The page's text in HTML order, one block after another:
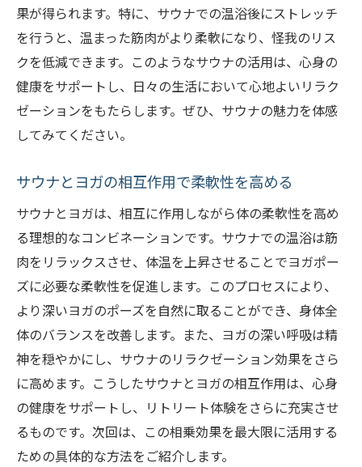
果が得られます。特に、サウナでの温浴後にストレッチ
を行うと、温まった筋肉がより柔軟になり、怪我のリス
クを低減できます。このようなサウナの活用は、心身の
健康をサポートし、日々の生活において心地よいリラク
ゼーションをもたらします。ぜひ、サウナの魅力を体感
してみてください。
サウナとヨガの相互作用で柔軟性を高める
サウナとヨガは、相互に作用しながら体の柔軟性を高め
る理想的なコンビネーションです。サウナでの温浴は筋
肉をリラックスさせ、体温を上昇させることでヨガポー
ズに必要な柔軟性を促進します。このプロセスにより、
より深いヨガのポーズを自然に取ることができ、身体全
体のバランスを改善します。また、ヨガの深い呼吸は精
神を穏やかにし、サウナのリラクゼーション効果をさら
に高めます。こうしたサウナとヨガの相互作用は、心身
の健康をサポートし、リトリート体験をさらに充実させ
るものです。次回は、この相乗効果を最大限に活用する
ための具体的な方法をご紹介します。